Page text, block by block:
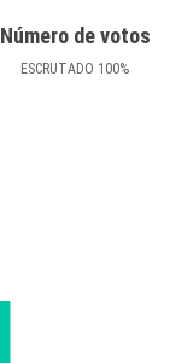
Número de votos
ESCRUTADO 100%